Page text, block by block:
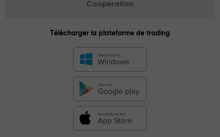
Cooperation
Télécharger la plateforme de trading